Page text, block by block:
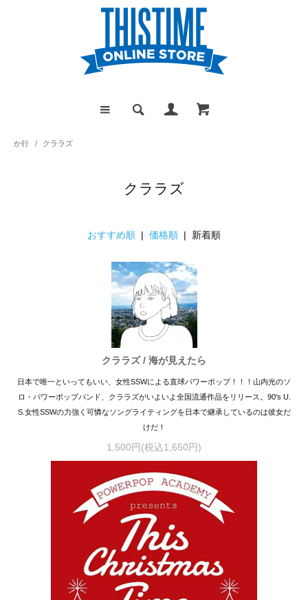
か行 / クララズ
クララズ
おすすめ順 | 価格順 | 新着順
クララズ / 海が見えたら
日本で唯一といってもいい、女性SSWによる直球パワーポップ！！！山内光のソ
ロ・パワーポップバンド、クララズがいよいよ全国流通作品をリリース。90's U.
S.女性SSWの力強く可憐なソングライティングを日本で継承しているのは彼女だ
けだ！
1,500円(税込1,650円)